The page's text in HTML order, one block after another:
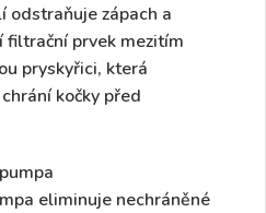
odstraňuje zápach a
filtrační prvek mezitím
pryskyřici, která
kočky před
eliminuje nechráněné